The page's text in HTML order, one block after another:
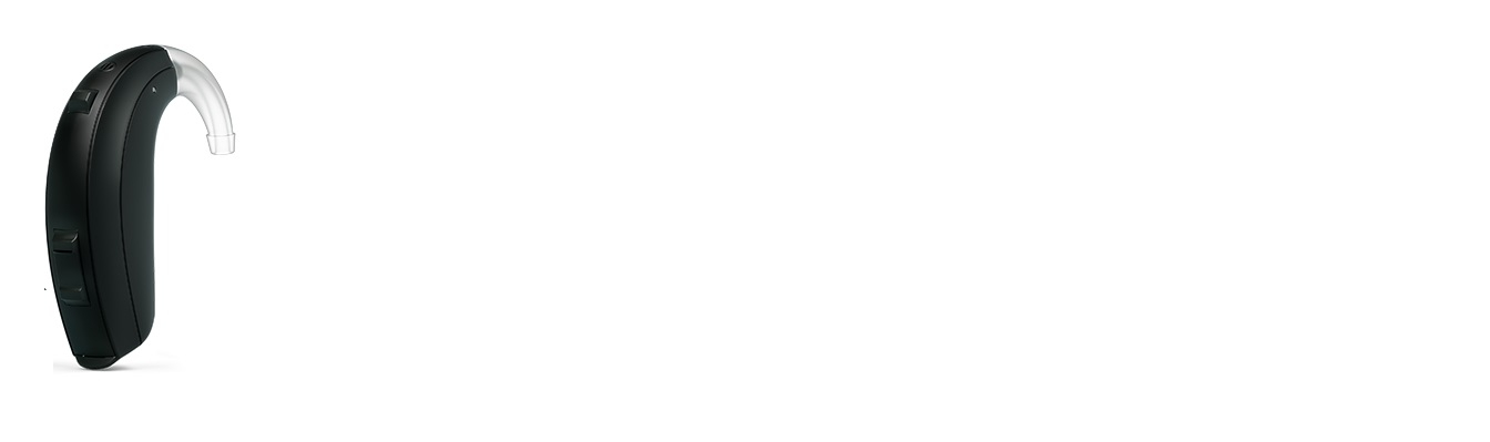
Snel zoeken
Signia hoortoestellen Signia Pure BCT IX
HoortoestelbatterijenWidex filters
Signia Active Mini IX - Oplaadbaar
De Signia Active Mini IX is het nieuwste hoortoestel van Signia.
Bekijk